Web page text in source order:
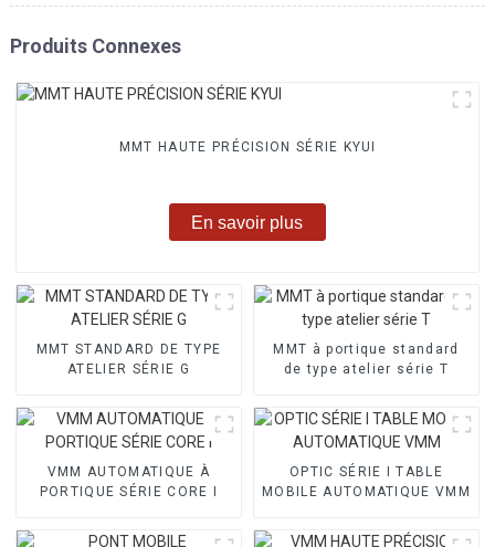
Produits Connexes
MMT HAUTE PRÉCISION SÉRIE KYUI
En savoir plus
MMT STANDARD DE TYPE
ATELIER SÉRIE G
MMT à portique standard
de type atelier série T
VMM AUTOMATIQUE À
PORTIQUE SÉRIE CORE I
OPTIC SÉRIE I TABLE
MOBILE AUTOMATIQUE VMM